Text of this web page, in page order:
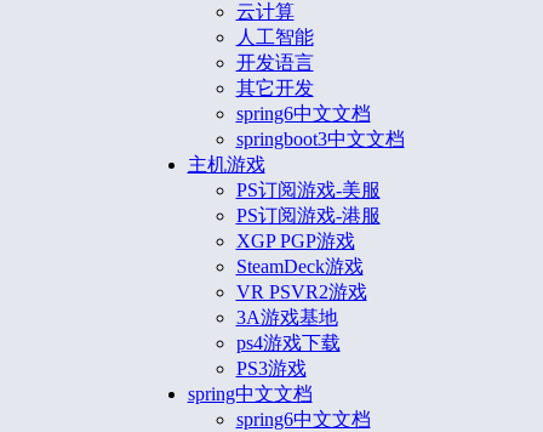
云计算
人工智能
开发语言
其它开发
spring6中文文档
springboot3中文文档
主机游戏
PS订阅游戏-美服
PS订阅游戏-港服
XGP PGP游戏
SteamDeck游戏
VR PSVR2游戏
3A游戏基地
ps4游戏下载
PS3游戏
spring中文文档
spring6中文文档